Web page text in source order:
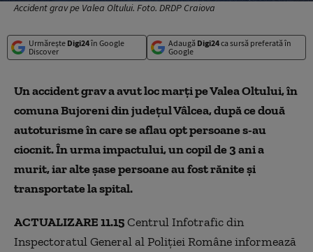
Accident grav pe Valea Oltului. Foto. DRDP Craiova
Urmărește Digi24în Google
Discover
Adaugă Digi24ca sursă preferată în
Google
Un accident grav a avut loc marți pe Valea Oltului, în
comuna Bujoreni din județul Vâlcea, după ce două
autoturisme în care se aflau opt persoane s-au
ciocnit. În urma impactului, un copil de 3 ani a
murit, iar alte șase persoane au fost rănite și
transportate la spital.
ACTUALIZARE 11.15Centrul Infotrafic din
Inspectoratul General al Poliţiei Române informează